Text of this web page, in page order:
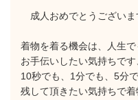
成人おめでとうございま
着物を着る機会は、人生
お手伝いしたい気持ちです
10秒でも、1分でも、5分
残して頂きたい気持ちで